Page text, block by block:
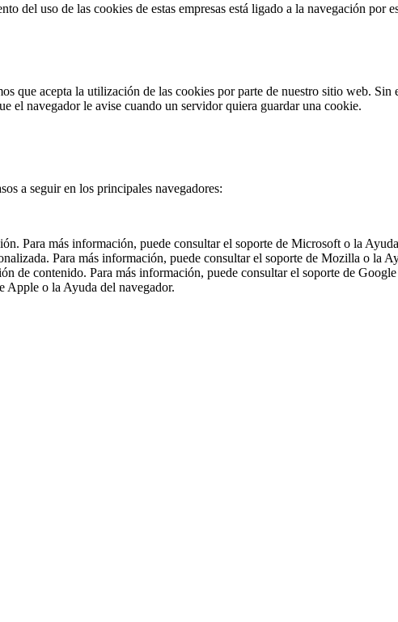
del uso de las cookies de estas empresas está ligado a la navegación por
que acepta la utilización de las cookies por parte de nuestro sitio web. Sin
el navegador le avise cuando un servidor quiera guardar una cookie.
a seguir en los principales navegadores:
más información, puede consultar el soporte de Microsoft o la
Para más información, puede consultar el soporte de Mozilla o la
contenido. Para más información, puede consultar el soporte de Google
Apple o la Ayuda del navegador.